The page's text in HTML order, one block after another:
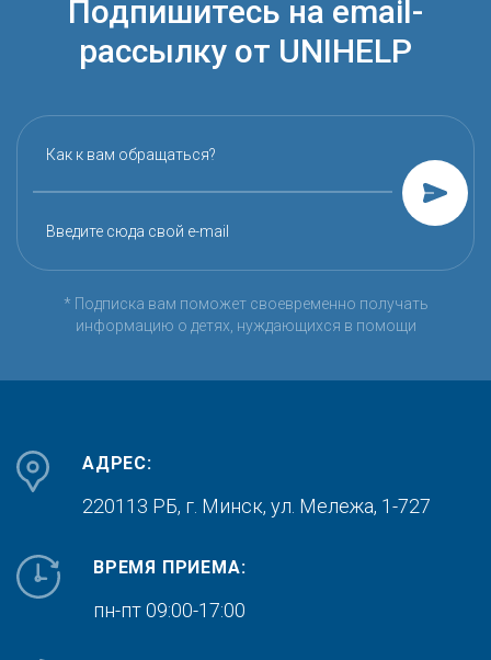
Подпишитесь на email-
рассылку от UNIHELP
Как к вам обращаться?
Введите сюда свой e-mail
* Подписка вам поможет своевременно получать
информацию о детях, нуждающихся в помощи
АДРЕС:
220113 РБ, г. Минск, ул. Мележа, 1-727
ВРЕМЯ ПРИЕМА:
пн-пт 09:00-17:00